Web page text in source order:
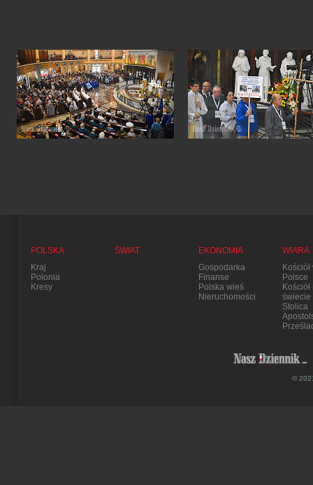
POLSKA
Kraj
Polonia
Kresy
ŚWIAT
EKONOMIA
Gospodarka
Finanse
Polska wieś
Nieruchomości
WIARA
Kościół
Polsce
Kościół
świecie
Stolica
©